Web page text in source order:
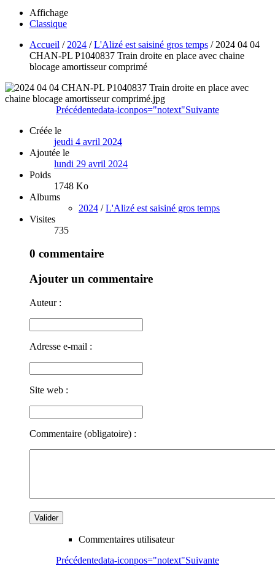
Affichage
Classique
Accueil / 2024 /L'Alizé est saisiné gros temps / 2024 04 04
CHAN-PL P1040837 Train droite en place avec chaine
blocage amortisseur comprimé
Précédentedata-iconpos="notext"Suivante
Créée le
jeudi 4 avril 2024
Ajoutée le
lundi 29 avril 2024
Poids
1748 Ko
Albums
2024 /L'Alizé est saisiné gros temps
Visites
735
0 commentaire
Ajouter un commentaire
Auteur :
Adresse e-mail :
Site web :
Commentaire (obligatoire) :
Commentaires utilisateur
Précédentedata-iconpos="notext"Suivante